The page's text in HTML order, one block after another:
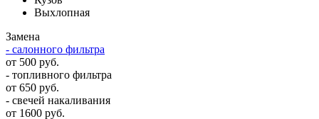
Выхлопная
Замена
- салонного фильтра
от 500 руб.
- топливного фильтра
от 650 руб.
- свечей накаливания
от 1600 руб.